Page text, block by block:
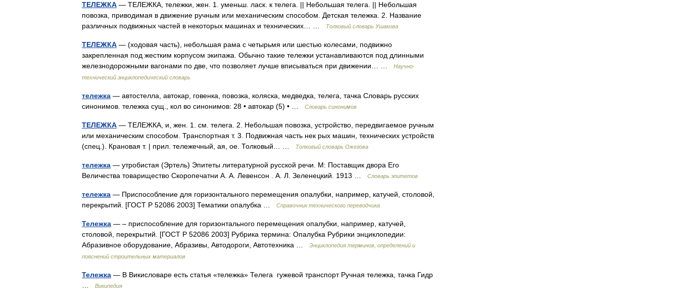
ТЕЛЕЖКА — ТЕЛЕЖКА, тележки, жен. 1. уменьш. ласк. к телега. || Небольшая телега. || Небольшая
повозка, приводимая в движение ручным или механическим способом. Детская тележка. 2. Название
различных подвижных частей в некоторых машинах и технических… …
Толковый словарь Ушакова
ТЕЛЕЖКА — (ходовая часть), небольшая рама с четырьмя или шестью колесами, подвижно
закрепленная под жестким корпусом экипажа. Обычно такие тележки устанавливаются под длинными
железнодорожными вагонами по две, что позволяет лучше вписываться при движении… …
Научно-
технический энциклопедический словарь
тележка — автостелла, автокар, говенка, повозка, коляска, медведка, телега, тачка Словарь русских
синонимов. тележка сущ., кол во синонимов: 28 • автокар (5) • …
Словарь синонимов
ТЕЛЕЖКА — ТЕЛЕЖКА, и, жен. 1. см. телега. 2. Небольшая повозка, устройство, передвигаемое ручным
или механическим способом. Транспортная т. 3. Подвижная часть нек рых машин, технических устройств
(спец.). Крановая т. | прил. тележечный, ая, ое. Толковый… …
Толковый словарь Ожегова
тележка — утробистая (Эртель) Эпитеты литературной русской речи. М: Поставщик двора Его
Величества товарищество Скоропечатни А. А. Левенсон . А. Л. Зеленецкий. 1913 …
Словарь эпитетов
тележка — Приспособление для горизонтального перемещения опалубки, например, катучей, столовой,
перекрытий. [ГОСТ Р 52086 2003] Тематики опалубка …
Справочник технического переводчика
Тележка — – приспособление для горизонтального перемещения опалубки, например, катучей,
столовой, перекрытий. [ГОСТ Р 52086 2003] Рубрика термина: Опалубка Рубрики энциклопедии:
Абразивное оборудование, Абразивы, Автодороги, Автотехника …
Энциклопедия терминов, определений и
пояснений строительных материалов
Тележка — В Викисловаре есть статья «тележка» Телега гужевой транспорт Ручная тележка, тачка Гидр
Википедия